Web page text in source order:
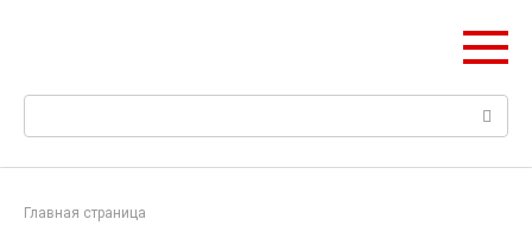
Поиск:
Главная страница